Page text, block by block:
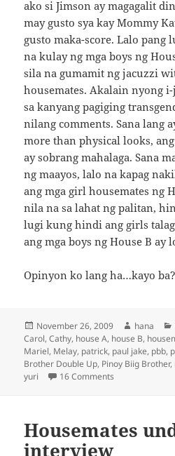
ako si Jimson ay magagalit
may gusto sya kay Mommy
gusto maka-score. Lalo pang
na kulay ng mga boys ng
sila na gumamit ng jacuzzi
housemates. Akalain nyong
sa kanyang pagiging
nilang comments. Sana lang
more than physical looks,
ay sobrang mahalaga. Sana
ng maayos, lalo na kapag
ang mga girl housemates ng
nila na sa lahat ng palitan,
lugi kung hindi ang girls
ang mga boys ng House B ay
Opinyon ko lang ha…kayo ba?
Posted
on
November 26, 2009 Author
hana
Carol,Cathy, house A, house B,
Mariel, Melay, patrick, paul jake, pbb,
Brother Double Up, Pinoy Biig Brother,
yuri
16 Comments
Housemates
interview